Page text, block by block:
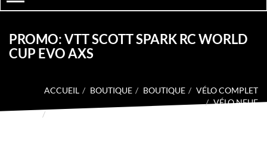
PROMO: VTT SCOTT SPARK RC WORLD
CUP EVO AXS
ACCUEIL BOUTIQUE BOUTIQUE
VÉLO COMPLET
VÉLO NEUF